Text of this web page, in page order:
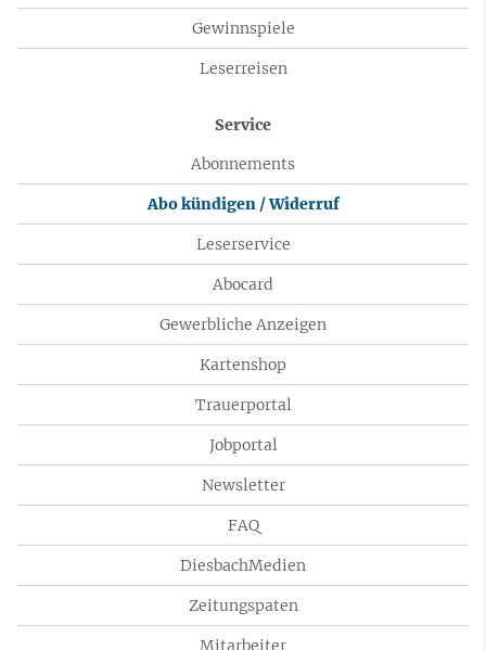
Gewinnspiele
Leserreisen
Service
Abonnements
Abo kündigen / Widerruf
Leserservice
Abocard
Gewerbliche Anzeigen
Kartenshop
Trauerportal
Jobportal
Newsletter
FAQ
DiesbachMedien
Zeitungspaten
Mitarbeiter